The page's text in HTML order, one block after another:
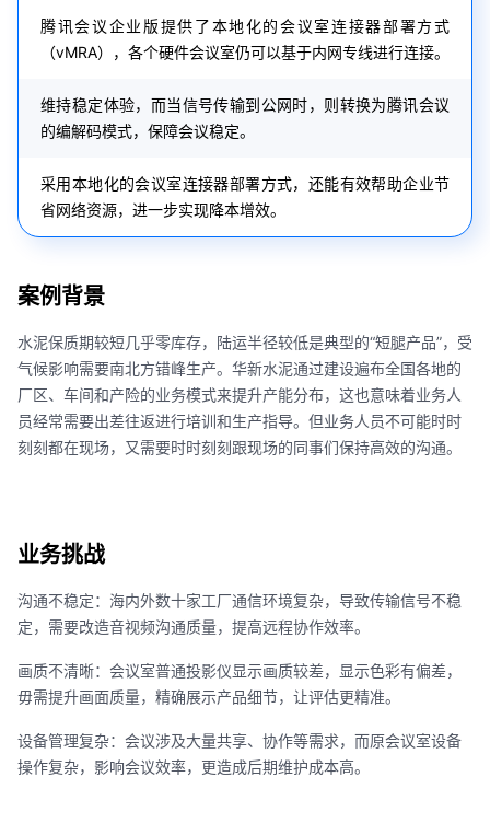
腾讯会议企业版提供了本地化的会议室连接器部署方式
（vMRA），各个硬件会议室仍可以基于内网专线进行连接。
维持稳定体验，而当信号传输到公网时，则转换为腾讯会议
的编解码模式，保障会议稳定。
采用本地化的会议室连接器部署方式，还能有效帮助企业节
省网络资源，进一步实现降本增效。
案例背景
水泥保质期较短几乎零库存，陆运半径较低是典型的“短腿产品”，受
气候影响需要南北方错峰生产。华新水泥通过建设遍布全国各地的
厂区、车间和产险的业务模式来提升产能分布，这也意味着业务人
员经常需要出差往返进行培训和生产指导。但业务人员不可能时时
刻刻都在现场，又需要时时刻刻跟现场的同事们保持高效的沟通。
业务挑战
沟通不稳定：海内外数十家工厂通信环境复杂，导致传输信号不稳
定，需要改造音视频沟通质量，提高远程协作效率。
画质不清晰：会议室普通投影仪显示画质较差，显示色彩有偏差，
毋需提升画面质量，精确展示产品细节，让评估更精准。
设备管理复杂：会议涉及大量共享、协作等需求，而原会议室设备
操作复杂，影响会议效率，更造成后期维护成本高。